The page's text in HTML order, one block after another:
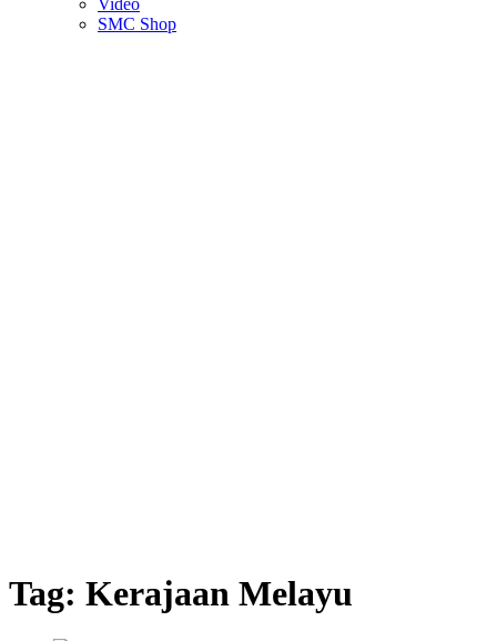
Video
SMC Shop
Tag: Kerajaan Melayu